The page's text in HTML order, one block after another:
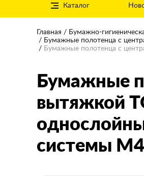
Каталог
Главная Бумажно-
Бумажные полотенца с
Бумажные полотенца с
Бумажные
вытяжкой
системы M4